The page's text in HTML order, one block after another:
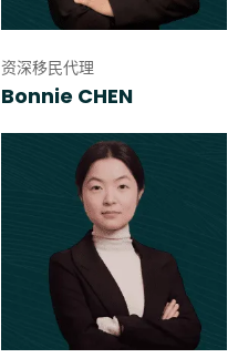
资深移民代理
Bonnie CHEN